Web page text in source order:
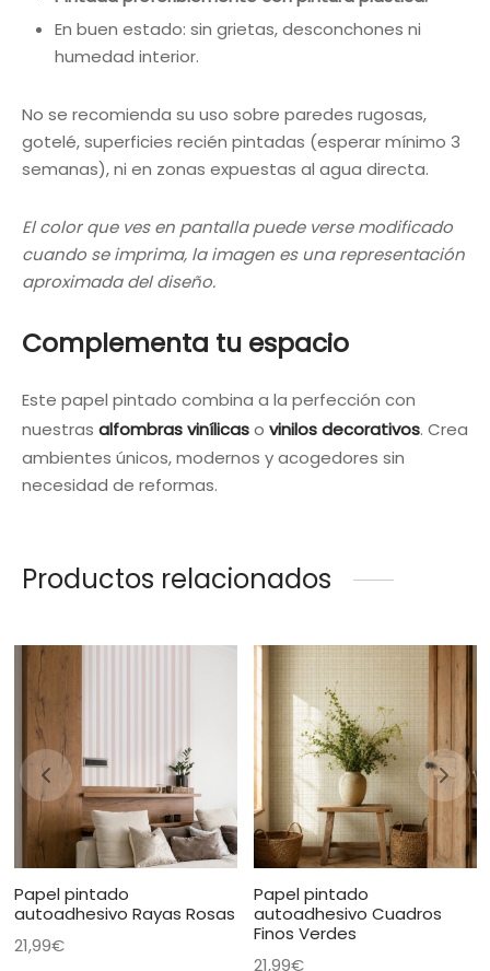
En buen estado: sin grietas, desconchones ni
humedad interior.
No se recomienda su uso sobre paredes rugosas,
gotelé, superficies recién pintadas (esperar mínimo 3
semanas), ni en zonas expuestas al agua directa.
El color que ves en pantalla puede verse modificado
cuando se imprima, la imagen es una representación
aproximada del diseño.
Complementa tu espacio
Este papel pintado combina a la perfección con
nuestras alfombras vinílicaso vinilos decorativos. Crea
ambientes únicos, modernos y acogedores sin
necesidad de reformas.
Productos relacionados
Papel pintado
autoadhesivo Rayas Rosas
21,99€
Papel pintado
autoadhesivo Cuadros
Finos Verdes
21,99€